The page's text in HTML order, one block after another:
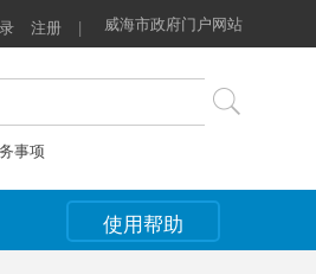
威海市政府门户网站
注册 |
事项
使用帮助